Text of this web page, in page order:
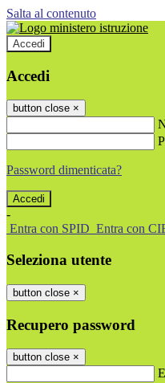
Salta al contenuto
Accedi
Accedi
button close ×
Password dimenticata?
-
Entra con SPID Entra con
Seleziona utente
button close ×
Recupero password
button close ×